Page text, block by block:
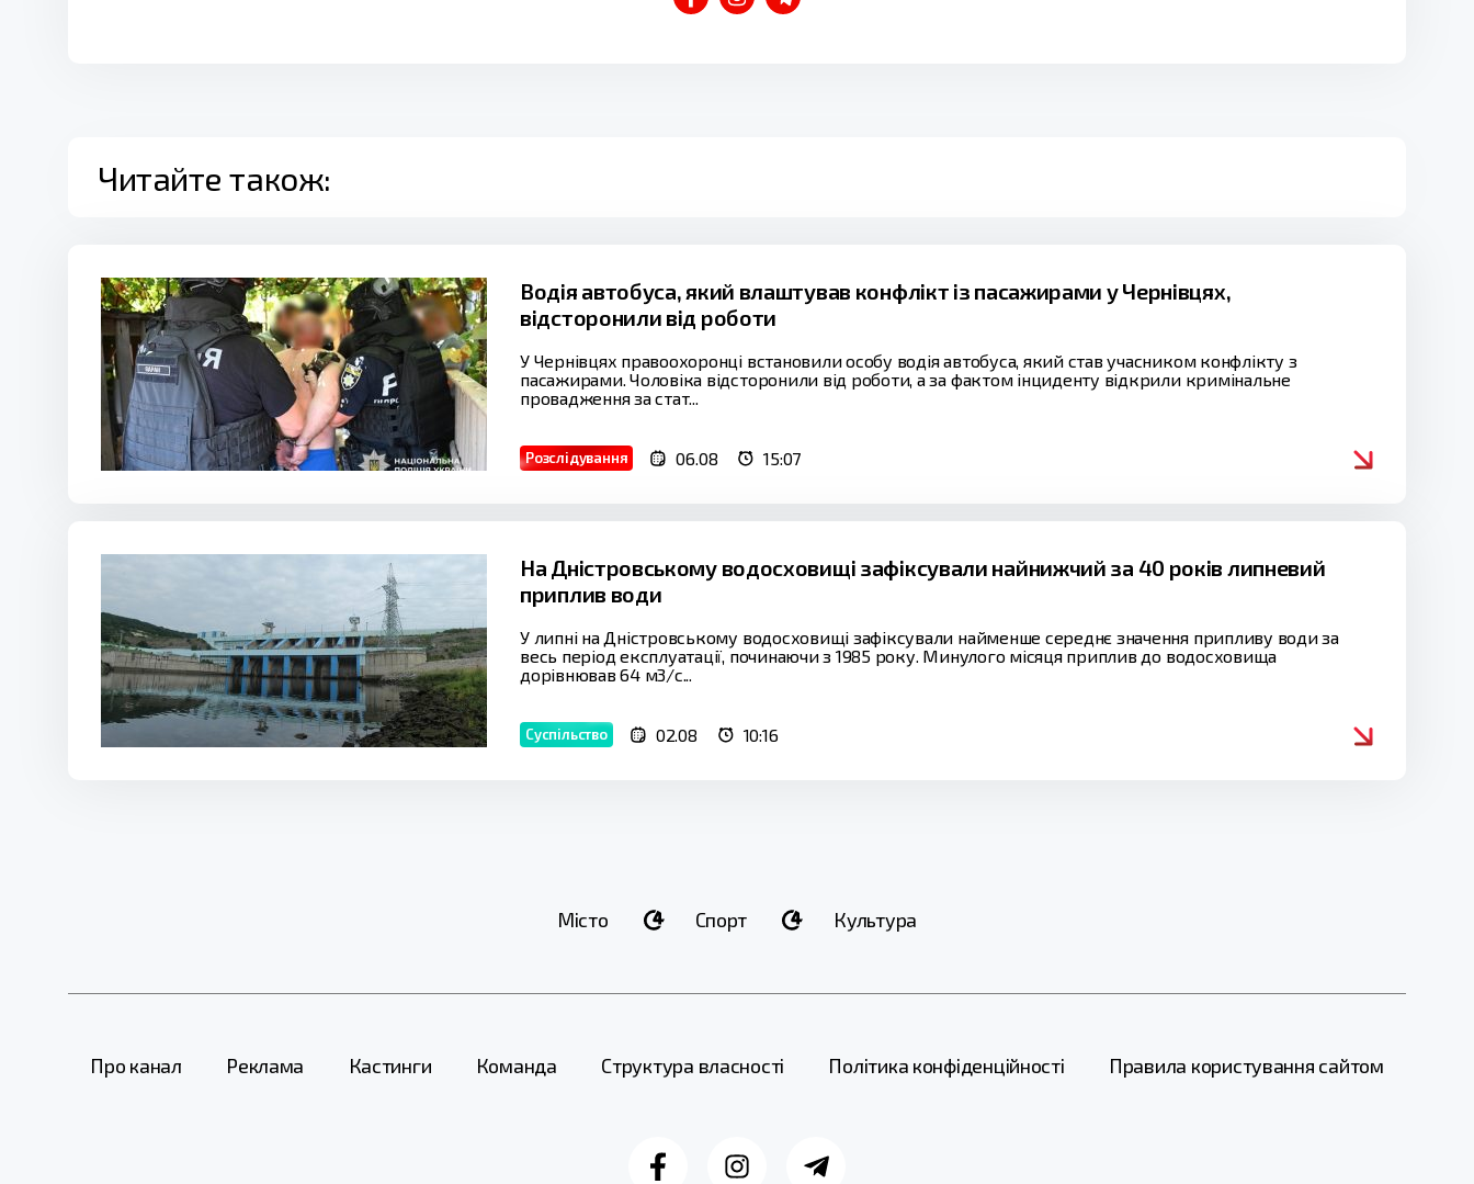
Читайте також:
Водія автобуса, який влаштував конфлікт із пасажирами у Чернівцях,
відсторонили від роботи
У Чернівцях правоохоронці встановили особу водія автобуса, який став учасником конфлікту з
пасажирами. Чоловіка відсторонили від роботи, а за фактом інциденту відкрили кримінальне
провадження за стат...
Розслідування 06.08 15:07
На Дністровському водосховищі зафіксували найнижчий за 40 років липневий
приплив води
У липні на Дністровському водосховищі зафіксували найменше середнє значення припливу води за
весь період експлуатації, починаючи з 1985 року. Минулого місяця приплив до водосховища
дорівнював 64 м3/с...
Суспільство 02.08 10:16
Місто Спорт Культура
Про канал Реклама Кастинги Команда Структура власності Політика конфіденційності Правила користування сайтом